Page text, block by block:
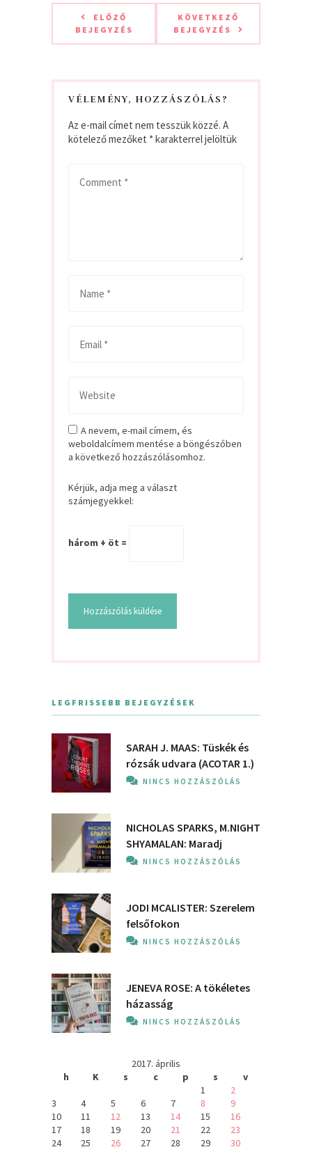
ELŐZŐ
BEJEGYZÉS
KÖVETKEZŐ
BEJEGYZÉS
VÉLEMÉNY, HOZZÁSZÓLÁS?
Az e-mail címet nem tesszük közzé. A
kötelező mezőket *karakterrel jelöltük
A nevem, e-mail címem, és
weboldalcímem mentése a böngészőben
a következő hozzászólásomhoz.
Kérjük, adja meg a választ
számjegyekkel:
három + öt =
LEGFRISSEBB BEJEGYZÉSEK
SARAH J. MAAS: Tüskék és
rózsák udvara (ACOTAR 1.)
NINCS HOZZÁSZÓLÁS
NICHOLAS SPARKS, M.NIGHT
SHYAMALAN: Maradj
NINCS HOZZÁSZÓLÁS
JODI MCALISTER: Szerelem
felsőfokon
NINCS HOZZÁSZÓLÁS
JENEVA ROSE: A ​tökéletes
házasság
NINCS HOZZÁSZÓLÁS
2017. április
h
K s c p s
v
1
2
3
4 5 6 7 8
9
10
11 12 13 14 15
16
17
18 19 20 21 22
23
24
25 26 27 28 29 30